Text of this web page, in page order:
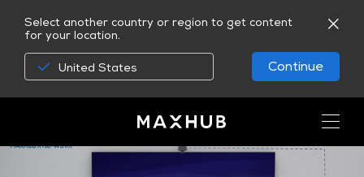
Select another country or region to get content
for your location.
United States Continue